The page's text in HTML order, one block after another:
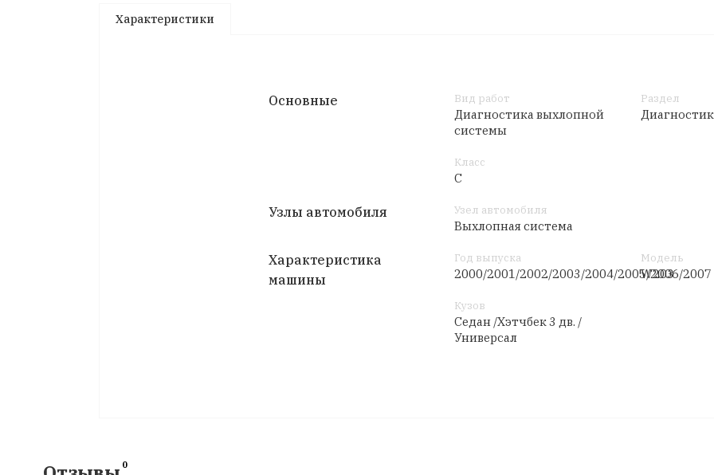
Характеристики
Основные Вид работ
Диагностика выхлопной
системы
Класс
C
Раздел
Узлы автомобиля Узел автомобиля
Выхлопная система
Характеристика
машины
Год выпуска
2000/2001/2002/2003/2004/2005/2006/2007
Кузов
Седан /Хэтчбек 3 дв. /
Универсал
Модель
W203
0